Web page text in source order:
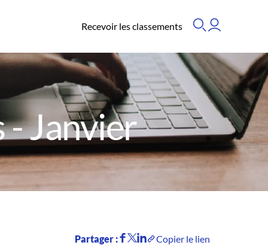
Recevoir les classements
- Janvier
Partager : Copier le lien